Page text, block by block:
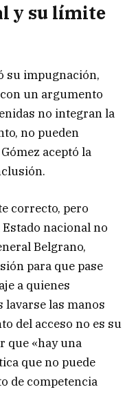
y su límite
su impugnación,
un argumento
no integran la
no pueden
aceptó la
correcto, pero
nacional no
Belgrano,
para que pase
a quienes
lavarse las manos
del acceso no es su
que «hay una
que no puede
de competencia